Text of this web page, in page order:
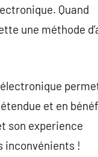
Quand
une méthode
et en
son experience
inconvénients !